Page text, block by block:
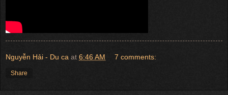
Nguyễn Hải - Du ca at 6:46 AM 7 comments:
Share